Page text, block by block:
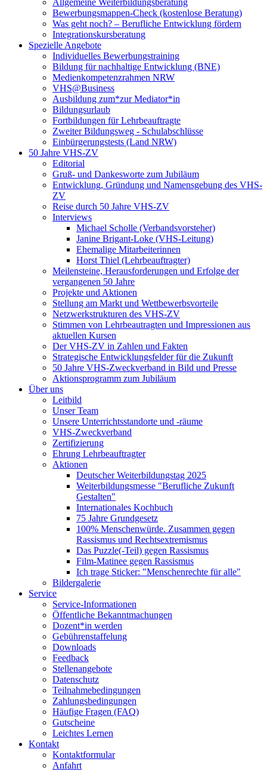
Allgemeine Weiterbildungsberatung
Bewerbungsmappen-Check (kostenlose Beratung)
Was geht noch? – Berufliche Entwicklung fördern
Integrationskursberatung
Spezielle Angebote
Individuelles Bewerbungstraining
Bildung für nachhaltige Entwicklung (BNE)
Medienkompetenzrahmen NRW
VHS@Business
Ausbildung zum*zur Mediator*in
Bildungsurlaub
Fortbildungen für Lehrbeauftragte
Zweiter Bildungsweg - Schulabschlüsse
Einbürgerungstests (Land NRW)
50 Jahre VHS-ZV
Editorial
Gruß- und Dankesworte zum Jubiläum
Entwicklung, Gründung und Namensgebung des VHS-
ZV
Reise durch 50 Jahre VHS-ZV
Interviews
Michael Scholle (Verbandsvorsteher)
Janine Brigant-Loke (VHS-Leitung)
Ehemalige Mitarbeiterinnen
Horst Thiel (Lehrbeauftragter)
Meilensteine, Herausforderungen und Erfolge der
vergangenen 50 Jahre
Projekte und Aktionen
Stellung am Markt und Wettbewerbsvorteile
Netzwerkstrukturen des VHS-ZV
Stimmen von Lehrbeautragten und Impressionen aus
aktuellen Kursen
Der VHS-ZV in Zahlen und Fakten
Strategische Entwicklungsfelder für die Zukunft
50 Jahre VHS-Zweckverband in Bild und Presse
Aktionsprogramm zum Jubiläum
Über uns
Leitbild
Unser Team
Unsere Unterrichtsstandorte und -räume
VHS-Zweckverband
Zertifizierung
Ehrung Lehrbeauftragter
Aktionen
Deutscher Weiterbildungstag 2025
Weiterbildungsmesse "Berufliche Zukunft
Gestalten"
Internationales Kochbuch
75 Jahre Grundgesetz
100% Menschenwürde. Zusammen gegen
Rassismus und Rechtsextremismus
Das Puzzle(-Teil) gegen Rassismus
Film-Matinee gegen Rassismus
Ich trage Sticker: "Menschenrechte für alle"
Bildergalerie
Service
Service-Informationen
Öffentliche Bekanntmachungen
Dozent*in werden
Gebührenstaffelung
Downloads
Feedback
Stellenangebote
Datenschutz
Teilnahmebedingungen
Zahlungsbedingungen
Häufige Fragen (FAQ)
Gutscheine
Leichtes Lernen
Kontakt
Kontaktformular
Anfahrt